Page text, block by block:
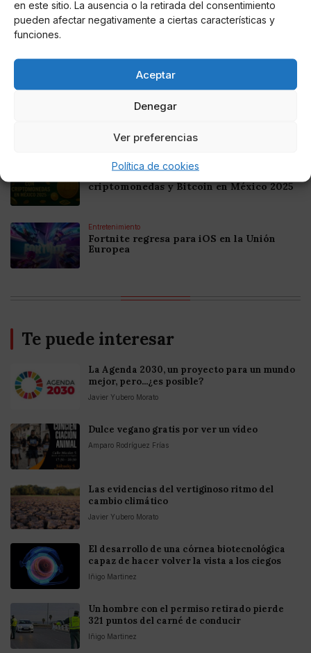
en este sitio. La ausencia o la retirada del consentimiento
pueden afectar negativamente a ciertas características y
funciones.
Aceptar
Denegar
Ver preferencias
Política de cookies
Noticias relacionadas
Colombia 2025: Bitcoin Casinos
Online Casino
Mejores Casinos Online con Bitcoin y
Online Casino
criptomonedas y Bitcoin en México 2025
Entretenimiento
Fortnite regresa para iOS en la Unión
Europea
Te puede interesar
La Agenda 2030, un proyecto para un mundo
mejor, pero...¿es posible?
Javier Yubero Morato
Dulce vegano gratis por ver un vídeo
Amparo Rodríguez Frías
Las evidencias del vertiginoso ritmo del
cambio climático
Javier Yubero Morato
El desarrollo de una córnea biotecnológica
capaz de hacer volver la vista a los ciegos
Iñigo Martinez
Un hombre con el permiso retirado pierde
321 puntos del carné de conducir
Iñigo Martinez